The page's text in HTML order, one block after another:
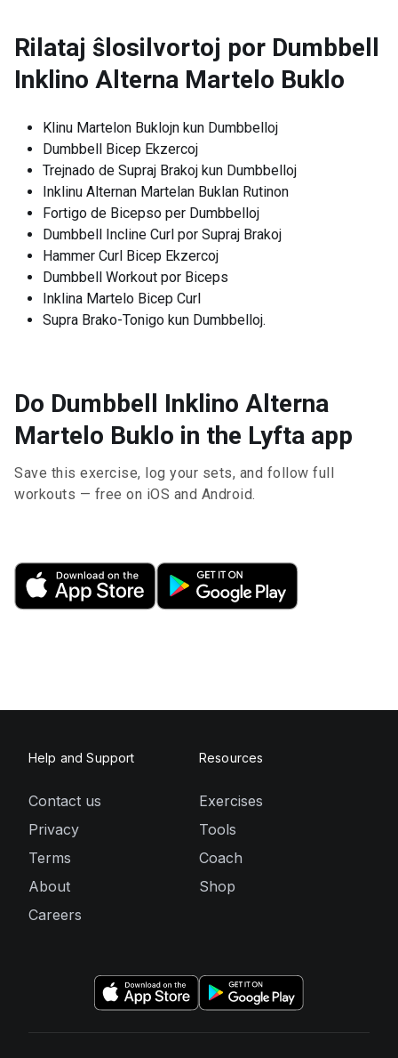
Rilataj ŝlosilvortoj por Dumbbell
Inklino Alterna Martelo Buklo
Klinu Martelon Buklojn kun Dumbbelloj
Dumbbell Bicep Ekzercoj
Trejnado de Supraj Brakoj kun Dumbbelloj
Inklinu Alternan Martelan Buklan Rutinon
Fortigo de Bicepso per Dumbbelloj
Dumbbell Incline Curl por Supraj Brakoj
Hammer Curl Bicep Ekzercoj
Dumbbell Workout por Biceps
Inklina Martelo Bicep Curl
Supra Brako-Tonigo kun Dumbbelloj.
Do Dumbbell Inklino Alterna
Martelo Buklo in the Lyfta app
Save this exercise, log your sets, and follow full
workouts — free on iOS and Android.
Help and Support
Contact us
Privacy
Terms
About
Careers
Resources
Exercises
Tools
Coach
Shop